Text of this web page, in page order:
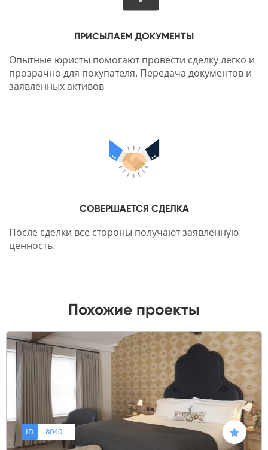
ПРИСЫЛАЕМ ДОКУМЕНТЫ
Опытные юристы помогают провести сделку легко и
прозрачно для покупателя. Передача документов и
заявленных активов
СОВЕРШАЕТСЯ СДЕЛКА
После сделки все стороны получают заявленную
ценность.
Похожие проекты
ID 8040